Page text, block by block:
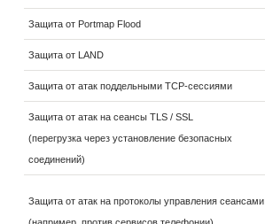
Защита от Portmap Flood
Защита от LAND
Защита от атак поддельными TCP-сессиями
Защита от атак на сеансы TLS / SSL
(перегрузка через установление безопасных
соединений)
Защита от атак на протоколы управления сеансами